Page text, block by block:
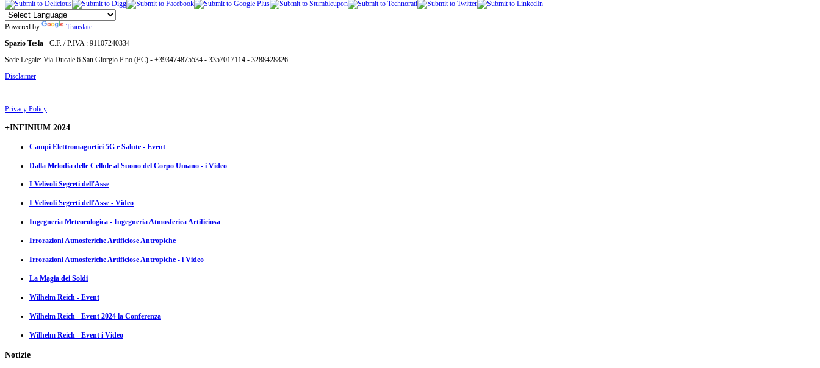
Powered by
Translate
Spazio Tesla - C.F. / P.IVA : 91107240334
Sede Legale: Via Ducale 6 San Giorgio P.no (PC) - +393474875534 - 3357017114 - 3288428826
Disclaimer
Privacy Policy
+INFINIUM 2024
Campi Elettromagnetici 5G e Salute - Event
Dalla Melodia delle Cellule al Suono del Corpo Umano - i Video
I Velivoli Segreti dell'Asse
I Velivoli Segreti dell'Asse - Video
Ingegneria Meteorologica - Ingegneria Atmosferica Artificiosa
Irrorazioni Atmosferiche Artificiose Antropiche
Irrorazioni Atmosferiche Artificiose Antropiche - i Video
La Magia dei Soldi
Wilhelm Reich - Event
Wilhelm Reich - Event 2024 la Conferenza
Wilhelm Reich - Event i Video
Notizie